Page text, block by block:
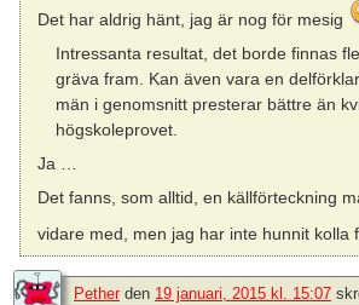
Det har aldrig hänt, jag är nog för mesig
Intressanta resultat, det borde finnas
gräva fram. Kan även vara en
män i genomsnitt presterar bättre än
högskoleprovet.
Ja …
Det fanns, som alltid, en källförteckning
vidare med, men jag har inte hunnit kolla
Pether den 19 januari, 2015 kl. 15:07